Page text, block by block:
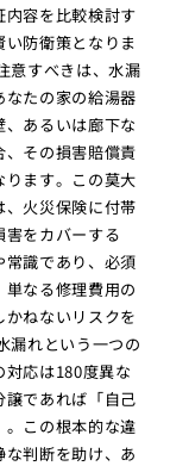
容を比較検討す
防衛策となりま
意すべきは、水漏
たの家の給湯器
あるいは廊下な
、その損害賠償責
ます。この莫大
火災保険に付帯
をカバーする
常識であり、必須
なる修理費用の
ねないリスクを
漏れという一つの
応は180度異な
譲であれば「自己
この根本的な違
判断を助け、あ